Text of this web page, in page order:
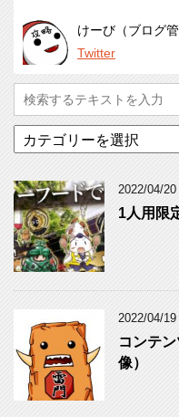
けーび（ブログ管
Twitter
テ
リ
ー
2022/04/20
1人用限
2022/04/19
コンテ
像）